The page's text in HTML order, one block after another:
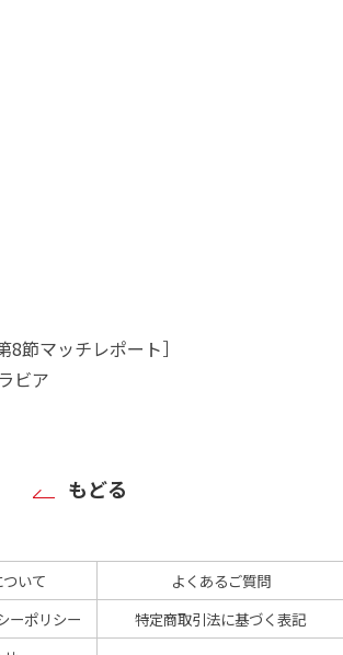
8節マッチレポート］
ビア
もどる
いて
よくあるご質問
ーポリシー
特定商取引法に基づく表記